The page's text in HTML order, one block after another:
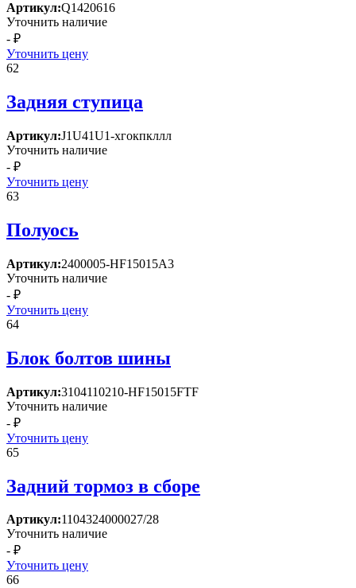
Артикул:Q1420616
Уточнить наличие
- ₽
Уточнить цену
62
Задняя ступица
Артикул:J1U41U1-хгокпкллл
Уточнить наличие
- ₽
Уточнить цену
63
Полуось
Артикул:2400005-HF15015A3
Уточнить наличие
- ₽
Уточнить цену
64
Блок болтов шины
Артикул:3104110210-HF15015FTF
Уточнить наличие
- ₽
Уточнить цену
65
Задний тормоз в сборе
Артикул:1104324000027/28
Уточнить наличие
- ₽
Уточнить цену
66